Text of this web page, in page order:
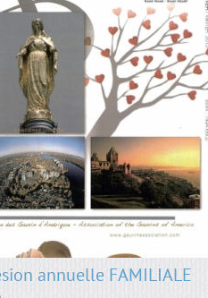
annuelle FAMILIALE